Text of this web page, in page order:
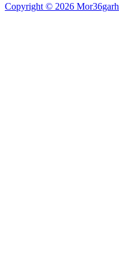
Copyright © 2026 Mor36garh